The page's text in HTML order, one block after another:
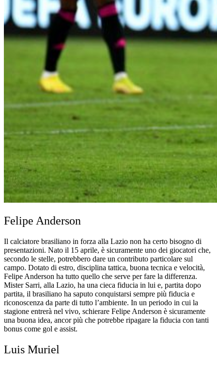
Felipe Anderson
Il calciatore brasiliano in forza alla Lazio non ha certo bisogno di
presentazioni. Nato il 15 aprile, è sicuramente uno dei giocatori che,
secondo le stelle, potrebbero dare un contributo particolare sul
campo. Dotato di estro, disciplina tattica, buona tecnica e velocità,
Felipe Anderson ha tutto quello che serve per fare la differenza.
Mister Sarri, alla Lazio, ha una cieca fiducia in lui e, partita dopo
partita, il brasiliano ha saputo conquistarsi sempre più fiducia e
riconoscenza da parte di tutto l’ambiente. In un periodo in cui la
stagione entrerà nel vivo, schierare Felipe Anderson è sicuramente
una buona idea, ancor più che potrebbe ripagare la fiducia con tanti
bonus come gol e assist.
Luis Muriel